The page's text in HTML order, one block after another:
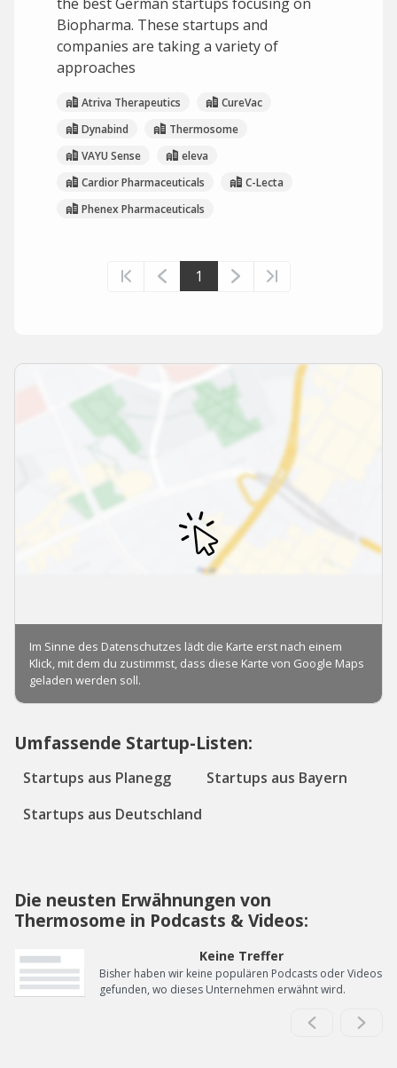
Biopharma. These startups and
companies are taking a variety of
approaches
Atriva Therapeutics
CureVac
Dynabind
Thermosome
VAYU Sense
eleva
Cardior Pharmaceuticals
C-Lecta
Phenex Pharmaceuticals
1
Umfassende Startup-Listen:
Startups aus Planegg
Startups aus Bayern
Startups aus Deutschland
Die neusten Erwähnungen von
Thermosome in Podcasts & Videos:
Keine Treffer
Bisher haben wir keine populären Podcasts oder Videos
gefunden, wo dieses Unternehmen erwähnt wird.